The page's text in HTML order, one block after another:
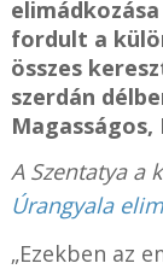
fordult a
összes
szerdán
A Szentatya a
Úrangyala
„Ezekben az